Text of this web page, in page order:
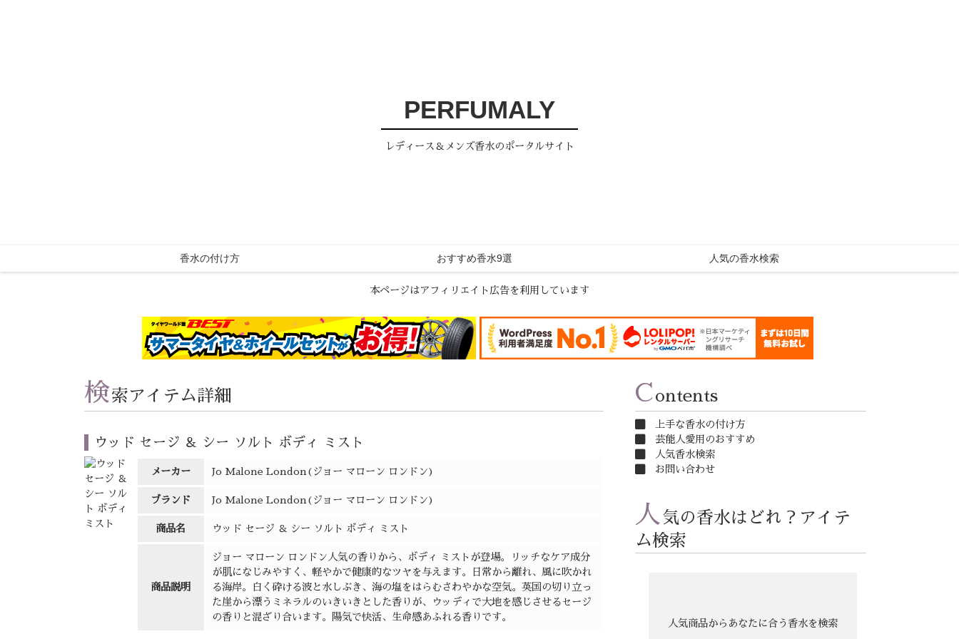
PERFUMALY
レディース＆メンズ香水のポータルサイト
香水の付け方 おすすめ香水9選 人気の香水検索
本ページはアフィリエイト広告を利用しています
検索アイテム詳細
ウッド セージ ＆ シー ソルト ボディ ミスト
メーカー Jo Malone London(ジョー マローン ロンドン)
ブランド Jo Malone London(ジョー マローン ロンドン)
商品名 ウッド セージ ＆ シー ソルト ボディ ミスト
商品説明
ジョー マローン ロンドン人気の香りから、ボディ ミストが登場。リッチなケア成分
が肌になじみやすく、軽やかで健康的なツヤを与えます。日常から離れ、風に吹かれ
る海岸。白く砕ける波と水しぶき、海の塩をはらむさわやかな空気。英国の切り立っ
た崖から漂うミネラルのいきいきとした香りが、ウッディで大地を感じさせるセージ
の香りと混ざり合います。陽気で快活、生命感あふれる香りです。
Contents
上手な香水の付け方
芸能人愛用のおすすめ
人気香水検索
お問い合わせ
人 気の香水はどれ？アイテ
ム検索
人気商品からあなたに合う香水を検索